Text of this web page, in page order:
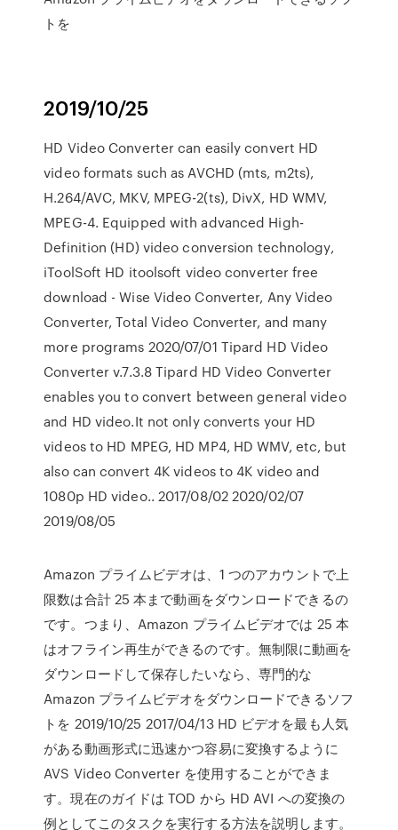
トを
2019/10/25
HD Video Converter can easily convert HD
video formats such as AVCHD (mts, m2ts),
H.264/AVC, MKV, MPEG-2(ts), DivX, HD WMV,
MPEG-4. Equipped with advanced High-
Definition (HD) video conversion technology,
iToolSoft HD itoolsoft video converter free
download - Wise Video Converter, Any Video
Converter, Total Video Converter, and many
more programs 2020/07/01 Tipard HD Video
Converter v.7.3.8 Tipard HD Video Converter
enables you to convert between general video
and HD video.It not only converts your HD
videos to HD MPEG, HD MP4, HD WMV, etc, but
also can convert 4K videos to 4K video and
1080p HD video.. 2017/08/02 2020/02/07
2019/08/05
Amazon プライムビデオは、1 つのアカウントで上
限数は合計 25 本まで動画をダウンロードできるの
です。つまり、Amazon プライムビデオでは 25 本
はオフライン再生ができるのです。無制限に動画を
ダウンロードして保存したいなら、専門的な
Amazon プライムビデオをダウンロードできるソフ
トを 2019/10/25 2017/04/13 HD ビデオを最も人気
がある動画形式に迅速かつ容易に変換するように
AVS Video Converter を使用することができま
す。現在のガイドは TOD から HD AVI への変換の
例としてこのタスクを実行する方法を説明します。